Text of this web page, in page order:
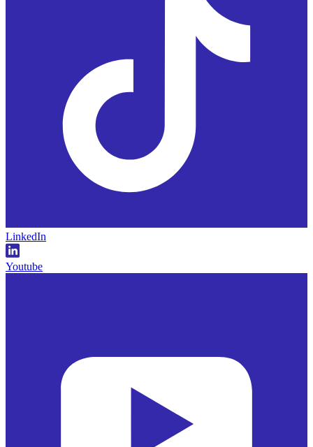
LinkedIn
Youtube